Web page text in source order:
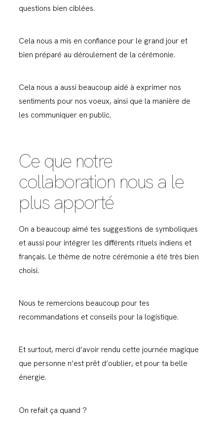
questions bien ciblées.
Cela nous a mis en confiance pour le grand jour et
bien préparé au déroulement de la cérémonie.
Cela nous a aussi beaucoup aidé à exprimer nos
sentiments pour nos voeux, ainsi que la manière de
les communiquer en public.
Ce que notre
collaboration nous a le
plus apporté
On a beaucoup aimé tes suggestions de symboliques
et aussi pour intégrer les différents rituels indiens et
français. Le thème de notre cérémonie a été très bien
choisi.
Nous te remercions beaucoup pour tes
recommandations et conseils pour la logistique.
Et surtout, merci d’avoir rendu cette journée magique
que personne n’est prêt d’oublier, et pour ta belle
énergie.
On refait ça quand ?